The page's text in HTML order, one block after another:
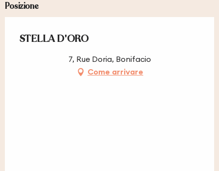
Posizione
STELLA D'ORO
7, Rue Doria, Bonifacio
Come arrivare